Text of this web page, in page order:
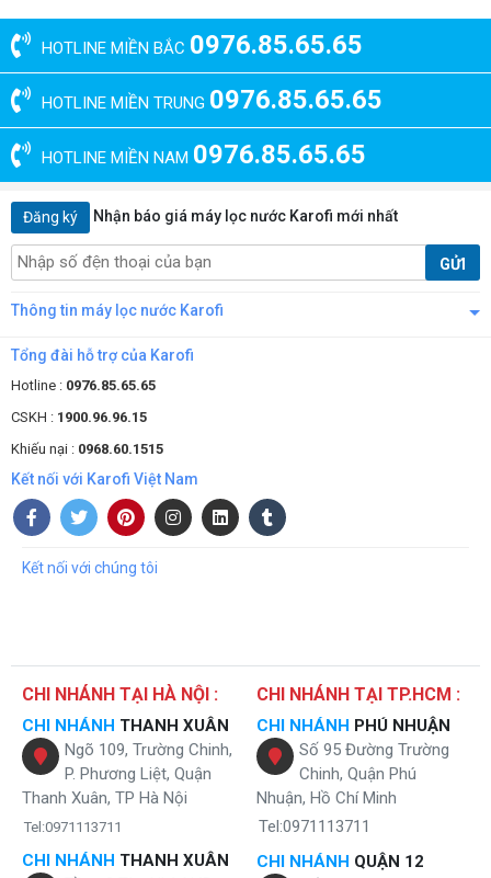
HOTLINE MIỀN BẮC 0976.85.65.65
HOTLINE MIỀN TRUNG 0976.85.65.65
HOTLINE MIỀN NAM 0976.85.65.65
Đăng ký Nhận báo giá máy lọc nước Karofi mới nhất
GỬI
Thông tin máy lọc nước Karofi
Tổng đài hỗ trợ của Karofi
Hotline : 0976.85.65.65
CSKH : 1900.96.96.15
Khiếu nại : 0968.60.1515
Kết nối với Karofi Việt Nam
Kết nối với chúng tôi
CHI NHÁNH TẠI HÀ NỘI :
CHI NHÁNH THANH XUÂN
Ngõ 109, Trường Chinh,
P. Phương Liệt, Quận
Thanh Xuân, TP Hà Nội
Tel:0971113711
CHI NHÁNH THANH XUÂN
CHI NHÁNH TẠI TP.HCM :
CHI NHÁNH PHÚ NHUẬN
Số 95 Đường Trường
Chinh, Quận Phú
Nhuận, Hồ Chí Minh
Tel:0971113711
CHI NHÁNH QUẬN 12